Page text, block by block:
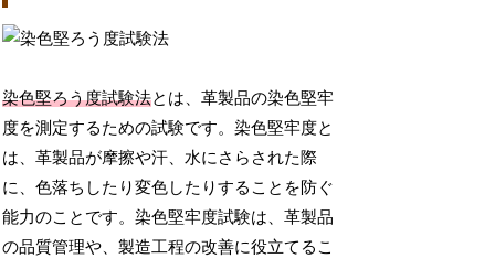
染色堅ろう度試験法とは、革製品の染色堅牢
度を測定するための試験です。染色堅牢度と
は、革製品が摩擦や汗、水にさらされた際
に、色落ちしたり変色したりすることを防ぐ
能力のことです。染色堅牢度試験は、革製品
の品質管理や、製造工程の改善に役立てるこ